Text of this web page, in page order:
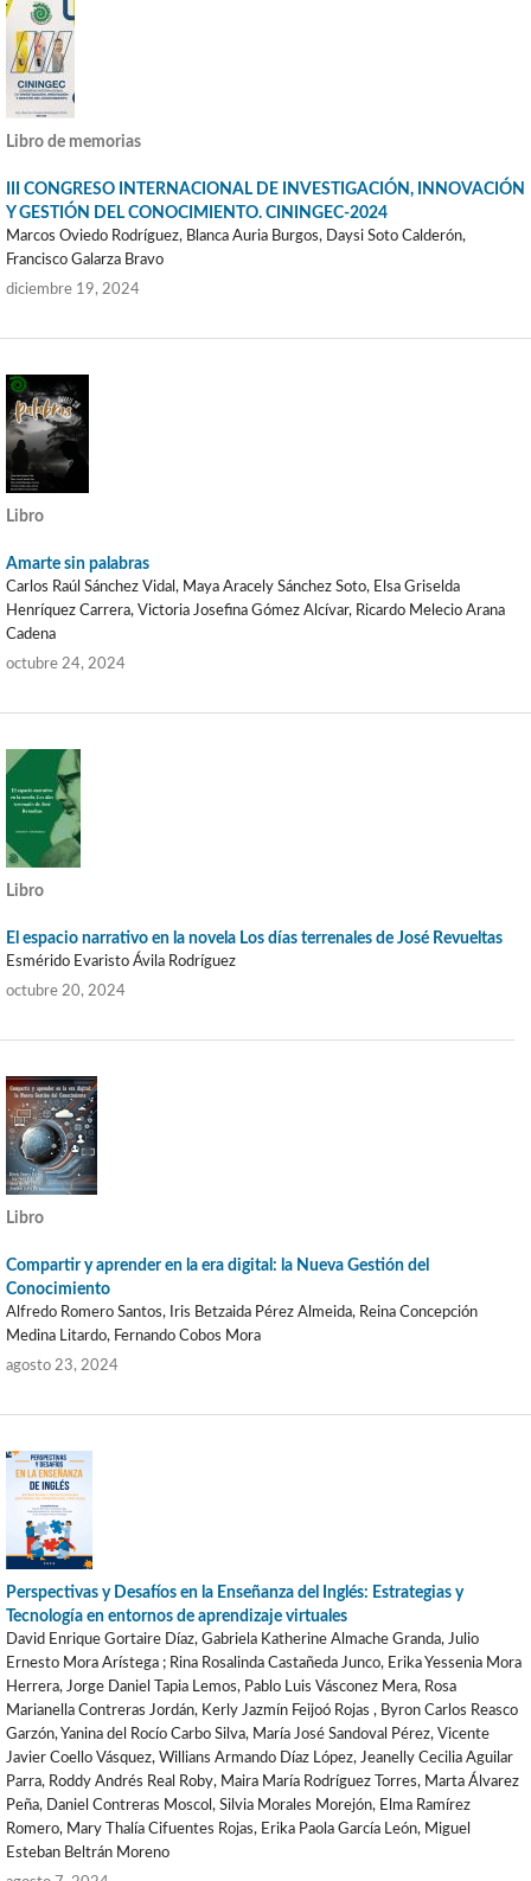
Libro de memorias
III CONGRESO INTERNACIONAL DE INVESTIGACIÓN, INNOVACIÓN
Y GESTIÓN DEL CONOCIMIENTO. CININGEC-2024
Marcos Oviedo Rodríguez, Blanca Auria Burgos, Daysi Soto Calderón,
Francisco Galarza Bravo
diciembre 19, 2024
Libro
Amarte sin palabras
Carlos Raúl Sánchez Vidal, Maya Aracely Sánchez Soto, Elsa Griselda
Henríquez Carrera, Victoria Josefina Gómez Alcívar, Ricardo Melecio Arana
Cadena
octubre 24, 2024
Libro
El espacio narrativo en la novela Los días terrenales de José Revueltas
Esmérido Evaristo Ávila Rodríguez
octubre 20, 2024
Libro
Compartir y aprender en la era digital: la Nueva Gestión del
Conocimiento
Alfredo Romero Santos, Iris Betzaida Pérez Almeida, Reina Concepción
Medina Litardo, Fernando Cobos Mora
agosto 23, 2024
Perspectivas y Desafíos en la Enseñanza del Inglés: Estrategias y
Tecnología en entornos de aprendizaje virtuales
David Enrique Gortaire Díaz, Gabriela Katherine Almache Granda, Julio
Ernesto Mora Arístega ; Rina Rosalinda Castañeda Junco, Erika Yessenia Mora
Herrera, Jorge Daniel Tapia Lemos, Pablo Luis Vásconez Mera, Rosa
Marianella Contreras Jordán, Kerly Jazmín Feijoó Rojas , Byron Carlos Reasco
Garzón, Yanina del Rocío Carbo Silva, María José Sandoval Pérez, Vicente
Javier Coello Vásquez, Willians Armando Díaz López, Jeanelly Cecilia Aguilar
Parra, Roddy Andrés Real Roby, Maira María Rodríguez Torres, Marta Álvarez
Peña, Daniel Contreras Moscol, Silvia Morales Morejón, Elma Ramírez
Romero, Mary Thalía Cifuentes Rojas, Erika Paola García León, Miguel
Esteban Beltrán Moreno